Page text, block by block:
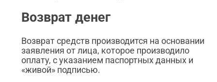
Возврат денег
Возврат средств производится на основании
заявления от лица, которое производило
оплату, с указанием паспортных данных и
«живой» подписью.